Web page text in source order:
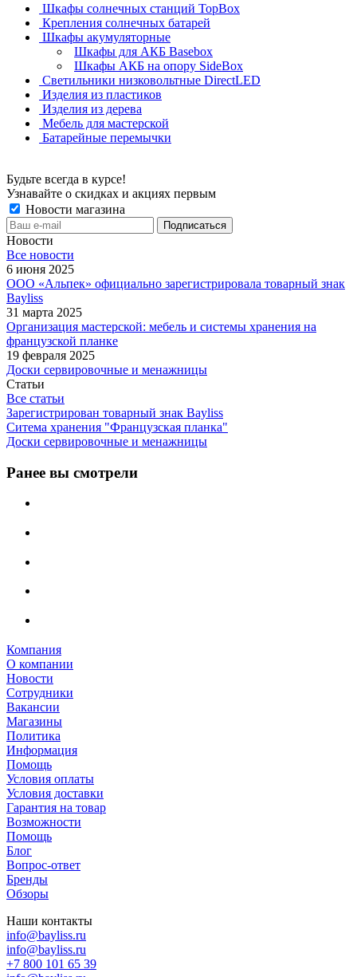
Шкафы солнечных станций TopBox
Крепления солнечных батарей
Шкафы акумуляторные
Шкафы для АКБ Basebox
Шкафы АКБ на опору SideBox
Светильники низковольтные DirectLED
Изделия из пластиков
Изделия из дерева
Мебель для мастерской
Батарейные перемычки
Будьте всегда в курсе!
Узнавайте о скидках и акциях первым
Новости магазина
Новости
Все новости
6 июня 2025
ООО «Альпек» официально зарегистрировала товарный знак
Bayliss
31 марта 2025
Организация мастерской: мебель и системы хранения на
французской планке
19 февраля 2025
Доски сервировочные и менажницы
Статьи
Все статьи
Зарегистрирован товарный знак Bayliss
Ситема хранения "Французская планка"
Доски сервировочные и менажницы
Ранее вы смотрели
Компания
О компании
Новости
Сотрудники
Вакансии
Магазины
Политика
Информация
Помощь
Условия оплаты
Условия доставки
Гарантия на товар
Возможности
Помощь
Блог
Вопрос-ответ
Бренды
Обзоры
Наши контакты
info@bayliss.ru
info@bayliss.ru
+7 800 101 65 39